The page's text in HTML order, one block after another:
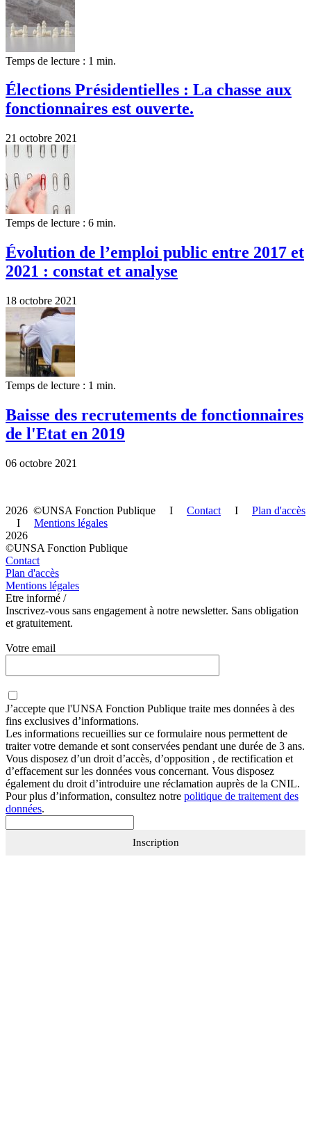
Temps de lecture : 1 min.
Élections Présidentielles : La chasse aux
fonctionnaires est ouverte.
21 octobre 2021
Temps de lecture : 6 min.
Évolution de l’emploi public entre 2017 et
2021 : constat et analyse
18 octobre 2021
Temps de lecture : 1 min.
Baisse des recrutements de fonctionnaires
de l'Etat en 2019
06 octobre 2021
2026 ©UNSA Fonction Publique I Contact I Plan d'accès
I Mentions légales
2026
©UNSA Fonction Publique
Contact
Plan d'accès
Mentions légales
Etre informé /
Inscrivez-vous sans engagement à notre newsletter. Sans obligation
et gratuitement.
Votre email
J’accepte que l'UNSA Fonction Publique traite mes données à des
fins exclusives d’informations.
Les informations recueillies sur ce formulaire nous permettent de
traiter votre demande et sont conservées pendant une durée de 3 ans.
Vous disposez d’un droit d’accès, d’opposition , de rectification et
d’effacement sur les données vous concernant. Vous disposez
également du droit d’introduire une réclamation auprès de la CNIL.
Pour plus d’information, consultez notre politique de traitement des
données.
Inscription